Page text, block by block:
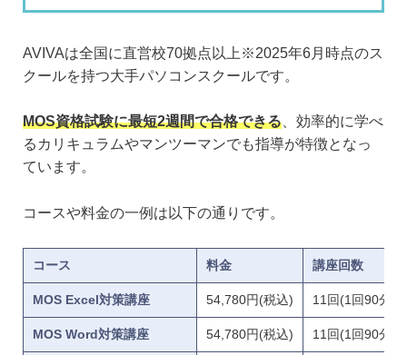
AVIVAは全国に直営校70拠点以上※2025年6月時点のス
クールを持つ大手パソコンスクールです。
MOS資格試験に最短2週間で合格できる 、効率的に学べ
るカリキュラムやマンツーマンでも指導が特徴となっ
ています。
コースや料金の一例は以下の通りです。
コース 料金 講座回数
MOS Excel対策講座 54,780円(税込) 11回(1回90分)
MOS Word対策講座 54,780円(税込) 11回(1回90分)